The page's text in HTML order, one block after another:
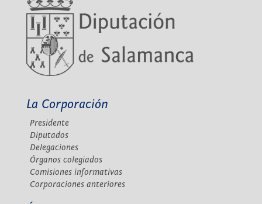
La Corporación
Presidente
Diputados
Delegaciones
Órganos colegiados
Comisiones informativas
Corporaciones anteriores